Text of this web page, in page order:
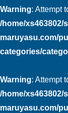
Warning: Attempt
/home/xs463802/
maruyasu.com/
categories/
Warning: Attempt
/home/xs463802/
maruyasu.com/